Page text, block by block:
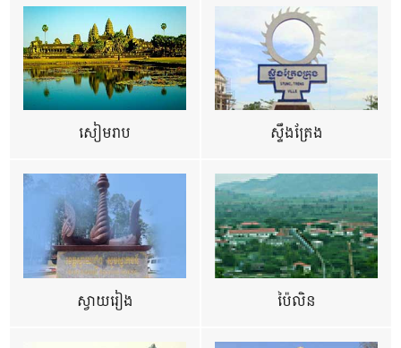
សៀមរាប ស្ទឹងត្រែង
ស្វាយរៀង ប៉ៃលិន